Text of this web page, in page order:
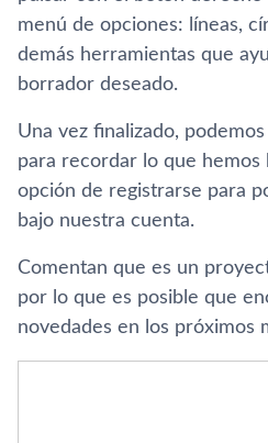
menú de opciones: lí­neas,
demás herramientas que
borrador deseado.
Una vez finalizado,
para recordar lo que hemos
opción de registrarse para
bajo nuestra cuenta.
Comentan que es un
por lo que es posible que
novedades en los próximos